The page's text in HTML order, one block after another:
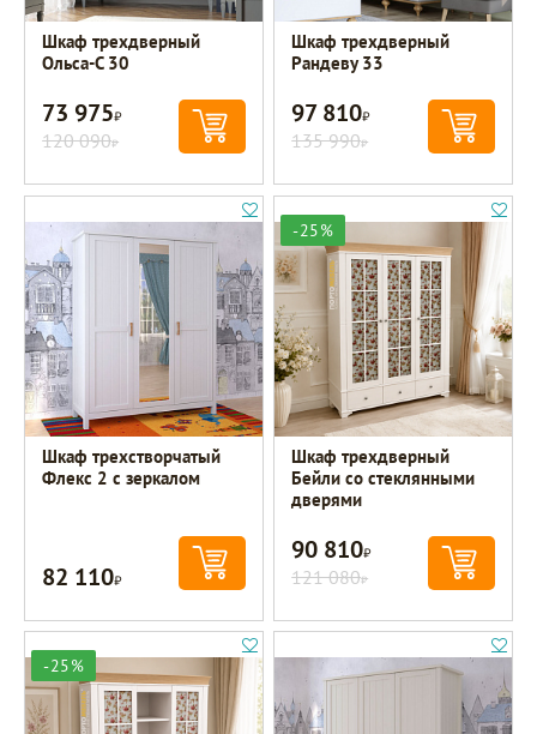
Шкаф трехдверный
Ольса-С 30
73 975Р
120 090Р
Шкаф трехдверный
Рандеву 33
97 810Р
135 990Р
Шкаф трехстворчатый
Флекс 2 с зеркалом
82 110Р
-25%
Шкаф трехдверный
Бейли со стеклянными
дверями
90 810Р
121 080Р
-25%